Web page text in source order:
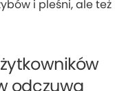
i pleśni, ale też
odczuwa